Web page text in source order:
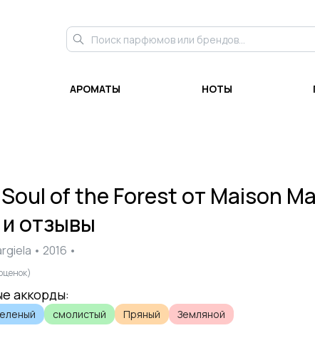
АРОМАТЫ НОТЫ
Soul of the Forestот Maison
отзывы
• 2016 •
аккорды:
смолистый Пряный Земляной